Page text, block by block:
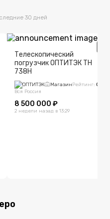
30 дней
Телескопический
погрузчик ОПТИТЭК TH
738H
ОПТИТЭК Магазин Рейтинг: 0
Вся Россия
8 500 000 ₽
2 недели назад в 13:29